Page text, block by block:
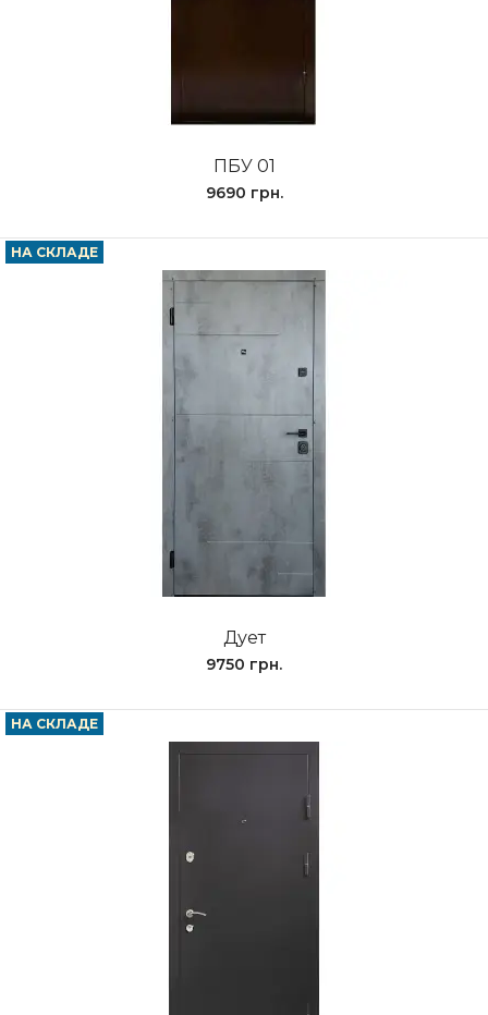
ПБУ 01
9690 грн.
НА СКЛАДЕ
Дует
9750 грн.
НА СКЛАДЕ